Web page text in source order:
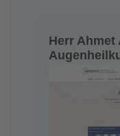
Herr Ahmet